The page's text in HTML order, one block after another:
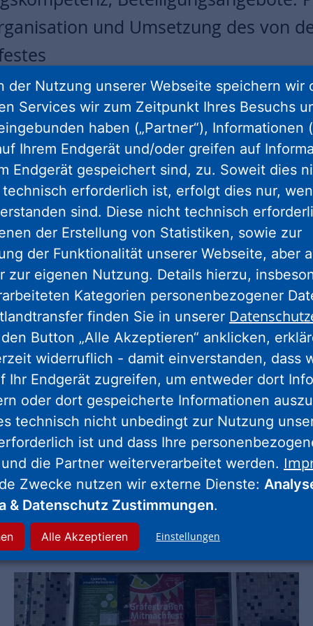
und Umsetzung des von
Juli 2025, verwandelte sich die Gräfestraße in
Allee und Fröbelstraße in eine bunte
das engagierte Anwohnende ins Leben
Kassel statt. Maßgeblich mitgewirkt haben
sich mit den Anwohnenden und der Stadt um
ein Mitbringbuffet, ein offener Grill,
zu Kasseler Förderprojekten sowie
öffneten ihre Türen, es gab Einblicke in den
Hochbunker - und die ProjektStadt nutzte
Fokus standen Meinungsabfragen zum
und Jugendbeteiligung am Wehlheider
und Begrünungsmaßnahmen sowie
„Alter Ortskern Wehlheiden“. Die
beauftragt, das diese und andere
Stadt Kassel vorantreibt.
Fest durch die Stadt Kassel und über
der Nutzung unserer Webseite speichern wir
Services wir zum Zeitpunkt Ihres Besuchs
haben („Partner“), Informationen
Ihrem Endgerät und/oder greifen auf
Endgerät gespeichert sind, zu. Soweit dies
erforderlich ist, erfolgt dies nur,
sind. Diese nicht technisch
der Erstellung von Statistiken, sowie zur
der Funktionalität unserer Webseite, aber
zur eigenen Nutzung. Details hierzu,
Kategorien personenbezogener
finden Sie in unserer
Button „Alle Akzeptieren“ anklicken,
widerruflich - damit einverstanden, dass
Ihr Endgerät zugreifen, um entweder dort
oder dort gespeicherte Informationen
technisch nicht unbedingt zur Nutzung
ist und dass Ihre
die Partner weiterverarbeitet werden.
Zwecke nutzen wir externe Dienste:
& Datenschutz Zustimmungen.
Einstellungen
Alle Akzeptieren